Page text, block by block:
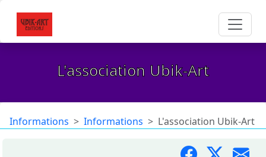
L'association Ubik-Art
Informations Informations L'association Ubik-Art